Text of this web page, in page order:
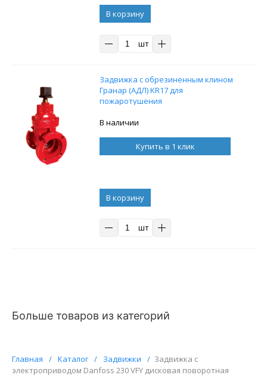
В корзину
шт
Задвижка с обрезиненным клином
Гранар (АДЛ) KR17 для
пожаротушения
В наличии
Купить в 1 клик
В корзину
шт
Больше товаров из категорий
Главная / Каталог / Задвижки / Задвижка с
электроприводом Danfoss 230 VFY дисковая поворотная